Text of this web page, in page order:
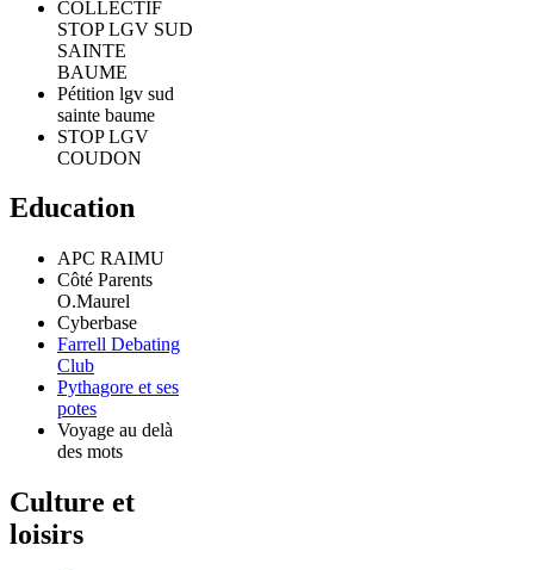
COLLECTIF
STOP LGV SUD
SAINTE
BAUME
Pétition lgv sud
sainte baume
STOP LGV
COUDON
Education
APC RAIMU
Côté Parents
O.Maurel
Cyberbase
Farrell Debating
Club
Pythagore et ses
potes
Voyage au delà
des mots
Culture et
loisirs